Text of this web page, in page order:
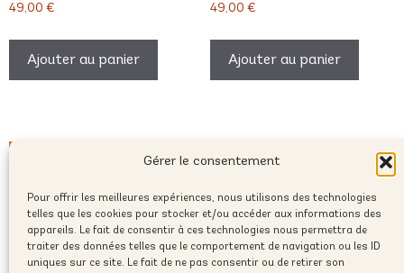
Gérer le consentement
Pour offrir les meilleures expériences, nous utilisons des technologies
telles que les cookies pour stocker et/ou accéder aux informations des
appareils. Le fait de consentir à ces technologies nous permettra de
traiter des données telles que le comportement de navigation ou les ID
uniques sur ce site. Le fait de ne pas consentir ou de retirer son
49,00 €
Ajouter au panier
49,00 €
Ajouter au panier